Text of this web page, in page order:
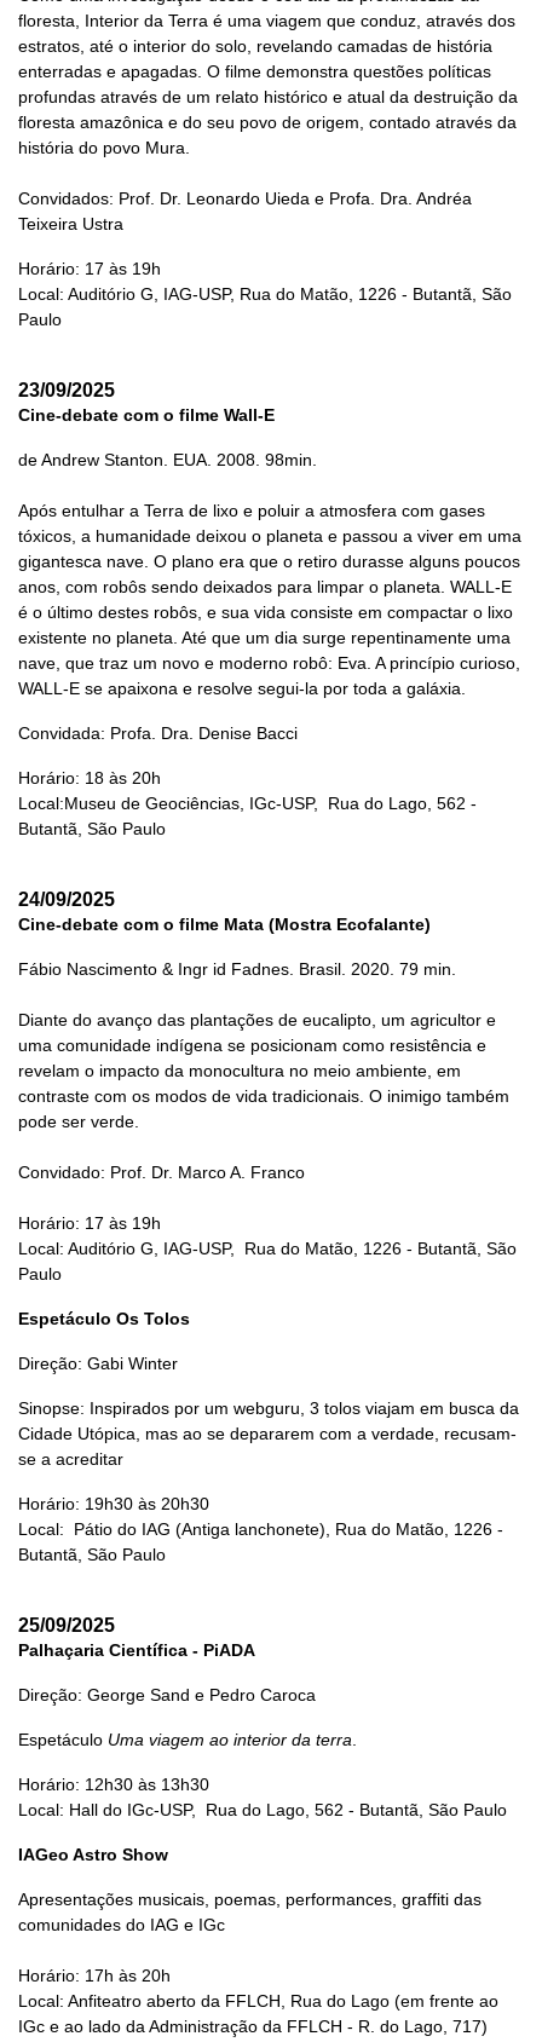
floresta, Interior da Terra é uma viagem que conduz, através dos
estratos, até o interior do solo, revelando camadas de história
enterradas e apagadas. O filme demonstra questões políticas
profundas através de um relato histórico e atual da destruição da
floresta amazônica e do seu povo de origem, contado através da
história do povo Mura.
Convidados: Prof. Dr. Leonardo Uieda e Profa. Dra. Andréa
Teixeira Ustra
Horário: 17 às 19h
Local: Auditório G, IAG-USP, Rua do Matão, 1226 - Butantã, São
Paulo
23/09/2025
Cine-debate com o filme Wall-E
de Andrew Stanton. EUA. 2008. 98min.
Após entulhar a Terra de lixo e poluir a atmosfera com gases
tóxicos, a humanidade deixou o planeta e passou a viver em uma
gigantesca nave. O plano era que o retiro durasse alguns poucos
anos, com robôs sendo deixados para limpar o planeta. WALL-E
é o último destes robôs, e sua vida consiste em compactar o lixo
existente no planeta. Até que um dia surge repentinamente uma
nave, que traz um novo e moderno robô: Eva. A princípio curioso,
WALL-E se apaixona e resolve segui-la por toda a galáxia.
Convidada: Profa. Dra. Denise Bacci
Horário: 18 às 20h
Local:Museu de Geociências, IGc-USP, Rua do Lago, 562 -
Butantã, São Paulo
24/09/2025
Cine-debate com o filme Mata (Mostra Ecofalante)
Fábio Nascimento & Ingr id Fadnes. Brasil. 2020. 79 min.
Diante do avanço das plantações de eucalipto, um agricultor e
uma comunidade indígena se posicionam como resistência e
revelam o impacto da monocultura no meio ambiente, em
contraste com os modos de vida tradicionais. O inimigo também
pode ser verde.
Convidado: Prof. Dr. Marco A. Franco
Horário: 17 às 19h
Local: Auditório G, IAG-USP, Rua do Matão, 1226 - Butantã, São
Paulo
Espetáculo Os Tolos
Direção: Gabi Winter
Sinopse: Inspirados por um webguru, 3 tolos viajam em busca da
Cidade Utópica, mas ao se depararem com a verdade, recusam-
se a acreditar
Horário: 19h30 às 20h30
Local: Pátio do IAG (Antiga lanchonete), Rua do Matão, 1226 -
Butantã, São Paulo
25/09/2025
Palhaçaria Científica - PiADA
Direção: George Sand e Pedro Caroca
Espetáculo Uma viagem ao interior da terra
Horário: 12h30 às 13h30
Local: Hall do IGc-USP, Rua do Lago, 562 - Butantã, São Paulo
IAGeo Astro Show
Apresentações musicais, poemas, performances, graffiti das
comunidades do IAG e IGc
Horário: 17h às 20h
Local: Anfiteatro aberto da FFLCH, Rua do Lago (em frente ao
IGc e ao lado da Administração da FFLCH - R. do Lago, 717)